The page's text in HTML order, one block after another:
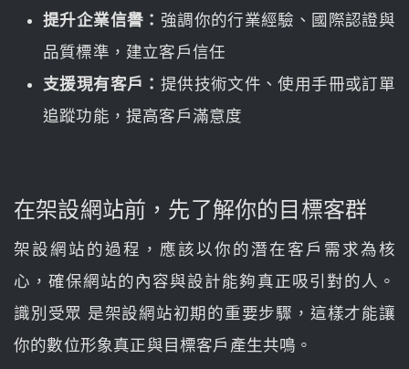
提升企業信譽： 強調你的行業經驗、國際認證與
品質標準，建立客戶信任
支援現有客戶： 提供技術文件、使用手冊或訂單
追蹤功能，提高客戶滿意度
在架設網站前，先了解你的目標客群
架設網站的過程，應該以你的潛在客戶需求為核
心，確保網站的內容與設計能夠真正吸引對的人。
識別受眾 是架設網站初期的重要步驟，這樣才能讓
你的數位形象真正與目標客戶產生共鳴。